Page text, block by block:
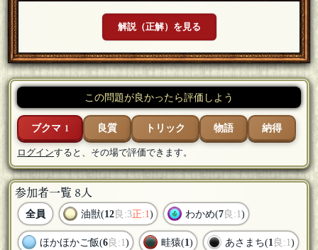
解説（正解）を見る
この問題が良かったら評価しよう
ブクマ 1 良質 トリック 物語 納得
ログインすると、その場で評価できます。
参加者一覧 8人
全員 油獣(12良:3正:1) わかめ(7良:1)
ほかほかご飯(6良:1) 畦猿(1) あさまち(1 良:1)